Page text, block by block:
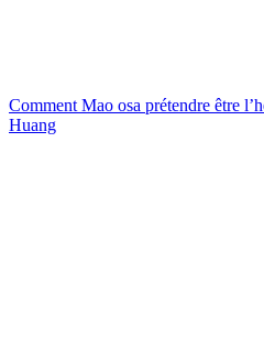
Comment Mao osa prétendre être
Huang